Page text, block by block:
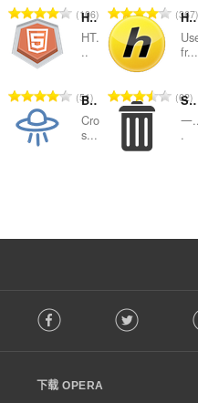
：
：
总
评
分
：
106
总
评
分
：
367
HTML5 Editor
HT.
..
总
评
分
51
HideMyAss - Free Web Proxy
fr...
总62
Browserling - Cross-browser testing
Cro
s...
SimpleClear
一..
.
o
w
Facebook Twitter
下载 OPERA